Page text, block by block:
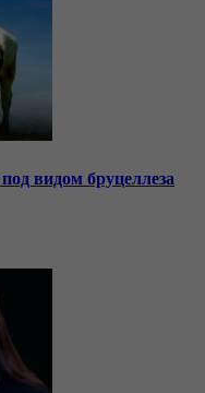
видом бруцеллеза